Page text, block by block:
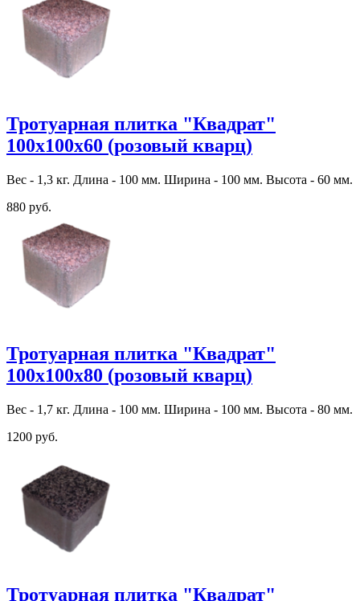
Тротуарная плитка "Квадрат"
100х100х60 (розовый кварц)
Вес - 1,3 кг. Длина - 100 мм. Ширина - 100 мм. Высота - 60 мм.
880 руб.
Тротуарная плитка "Квадрат"
100х100х80 (розовый кварц)
Вес - 1,7 кг. Длина - 100 мм. Ширина - 100 мм. Высота - 80 мм.
1200 руб.
Тротуарная плитка "Квадрат"